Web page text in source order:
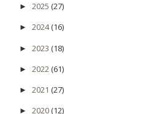
► 2025 (27)
► 2024(16)
► 2023 (18)
► 2022(61)
► 2021 (27)
► 2020(12)